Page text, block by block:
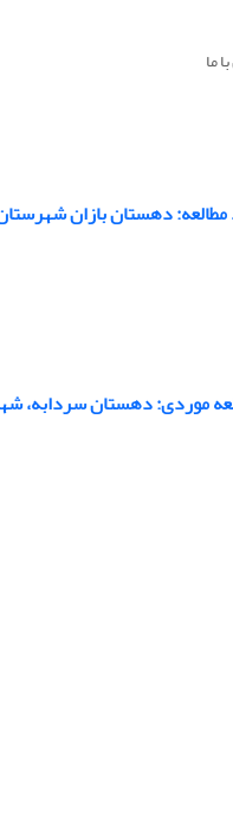
ما
دهستان بازان
موردی: دهستان سردابه،